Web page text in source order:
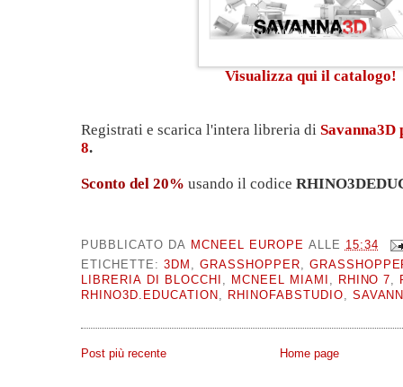
Visualizza qui il catalogo!
Registrati e scarica l'intera libreria di Savanna3D
8.
Sconto del 20% usando il codice
PUBBLICATO DA MCNEEL EUROPE ALLE 15:34
ETICHETTE: 3DM , GRASSHOPPER,
LIBRERIA DI BLOCCHI , MCNEEL MIAMI , RHINO 7,
RHINO3D.EDUCATION , RHINOFABSTUDIO,
Post più recente Home page